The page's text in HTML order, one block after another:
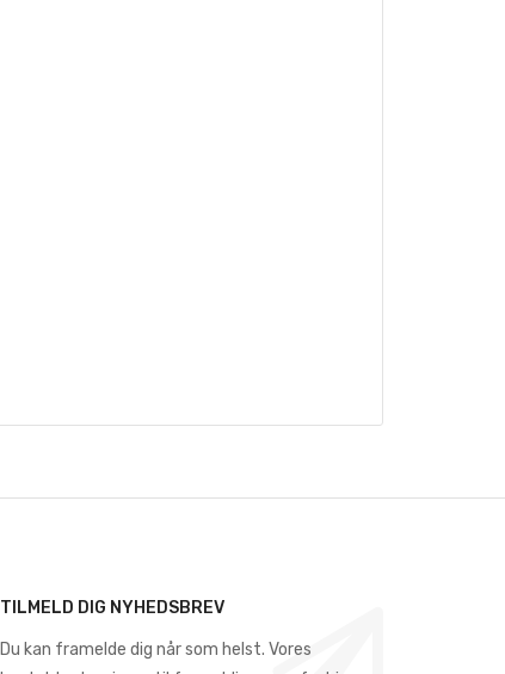
TILMELD DIG NYHEDSBREV
Du kan framelde dig når som helst. Vores